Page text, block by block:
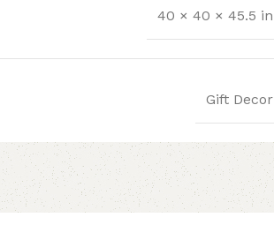
40 × 40 × 45.5 in
Gift Decor